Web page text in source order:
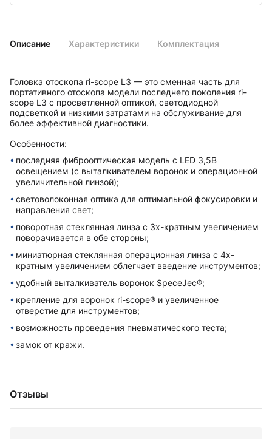
Описание Характеристики Комплектация
Головка отоскопа ri-scope L3 — это сменная часть для
портативного отоскопа модели последнего поколения ri-
scope L3 с просветленной оптикой, светодиодной
подсветкой и низкими затратами на обслуживание для
более эффективной диагностики.
Особенности:
последняя фиброоптическая модель с LED 3,5B
освещением (с выталкивателем воронок и операционной
увеличительной линзой);
световолоконная оптика для оптимальной фокусировки и
направления свет;
поворотная стеклянная линза с 3х-кратным увеличением
поворачивается в обе стороны;
миниатюрная стеклянная операционная линза с 4х-
кратным увеличением облегчает введение инструментов;
удобный выталкиватель воронок SpeceJec®;
крепление для воронок ri-scope® и увеличенное
отверстие для инструментов;
возможность проведения пневматического теста;
замок от кражи.
Отзывы